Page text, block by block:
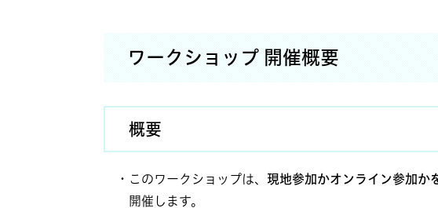
ワークショップ 開催概要
概要
・このワークショップは、​ 現地参加かオンライン参加か
開催します。